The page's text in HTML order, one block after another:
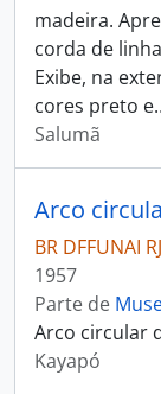
madeira.
corda de
Exibe, na
cores preto e
Salumã
Arco
BR DFFUNAI
1957
Parte de
Arco circular
Kayapó